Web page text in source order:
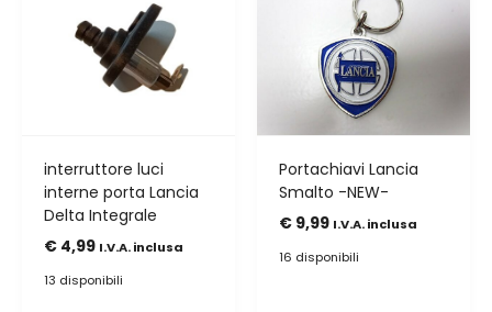
interruttore luci
interne porta Lancia
Delta Integrale
€ 4,99 I.V.A. inclusa
13 disponibili
Portachiavi Lancia
Smalto -NEW-
€ 9,99 I.V.A. inclusa
16 disponibili